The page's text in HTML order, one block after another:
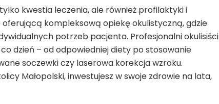
kwestia leczenia, ale również profilaktyki i
oferującą kompleksową opiekę okulistyczną, gdzie
potrzeb pacjenta. Profesjonalni okulisiści
dzień – od odpowiedniej diety po stosowanie
soczewki czy laserowa korekcja wzroku.
Małopolski, inwestujesz w swoje zdrowie na lata,